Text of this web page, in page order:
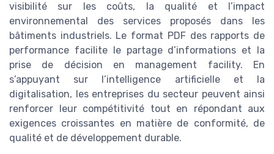
visibilité sur les coûts, la qualité et l’impact
environnemental des services proposés dans les
bâtiments industriels. Le format PDF des rapports de
performance facilite le partage d’informations et la
prise de décision en management facility. En
s’appuyant sur l’intelligence artificielle et la
digitalisation, les entreprises du secteur peuvent ainsi
renforcer leur compétitivité tout en répondant aux
exigences croissantes en matière de conformité, de
qualité et de développement durable.